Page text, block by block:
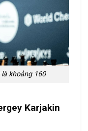
khoảng 160
Karjakin